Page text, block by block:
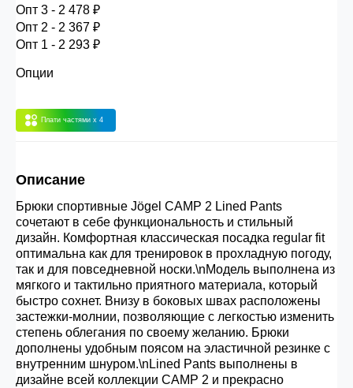
30.000 рублей.
Опт 2(36%)- сумма всех заказов за 6 месяцев
Опт 1(38%) -сумма всех заказов за 6 месяцев -
400.000 рублей.
Опт 3 - 2 478 ₽
Опт 2 - 2 367 ₽
Опт 1 - 2 293 ₽
Опции
Плати частями x 4
Описание
Брюки спортивные Jögel CAMP 2 Lined Pants
сочетают в себе функциональность и стильный
дизайн. Комфортная классическая посадка regular fit
оптимальна как для тренировок в прохладную погоду,
так и для повседневной носки.\nМодель выполнена из
мягкого и тактильно приятного материала, который
быстро сохнет. Внизу в боковых швах расположены
застежки-молнии, позволяющие с легкостью изменить
степень облегания по своему желанию. Брюки
дополнены удобным поясом на эластичной резинке с
внутренним шнуром.\nLined Pants выполнены в
дизайне всей коллекции CAMP 2 и прекрасно